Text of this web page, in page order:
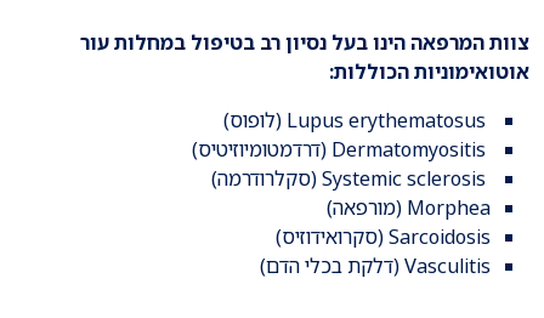
צוות המרפאה הינו בעל נסיון רב בטיפול במחלות עור
אוטואימוניות הכוללות:
Morphea (מורפאה)
Sarcoidosis (סקרואידוזיס)
Vasculitis (דלקת בכלי הדם)